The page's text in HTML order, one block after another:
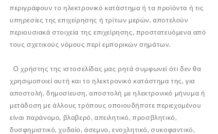
περιγράφουν το ηλεκτρονικό κατάστημα ή τα προϊόντα ή τις
υπηρεσίες της επιχείρησης ή τρίτων μερών, αποτελούν
περιουσιακά στοιχεία της επιχείρησης, προστατευόμενα από
τους σχετικούς νόμους περί εμπορικών σημάτων.
Ο χρήστης της ιστοσελίδας μας ρητά συμφωνεί ότι δεν θα
χρησιμοποιεί αυτή και το ηλεκτρονικό κατάστημα της, για
αποστολή, δημοσίευση, αποστολή με ηλεκτρονικό μήνυμα ή
μετάδοση με άλλους τρόπους οποιουδήποτε περιεχομένου
είναι παράνομο, βλαβερό, απειλητικό, προσβλητικό,
δυσφημιστικό, χυδαίο, άσεμνο, ενοχλητικό, συκοφαντικό,